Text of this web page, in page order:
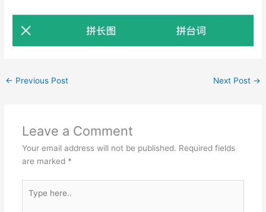
← Previous Post Next Post →
Leave a Comment
Your email address will not be published. Required fields
are marked *
here..